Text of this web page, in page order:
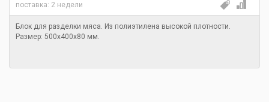
поставка: 2 недели
Блок для разделки мяса. Из полиэтилена высокой плотности.
Размер: 500х400х80 мм.